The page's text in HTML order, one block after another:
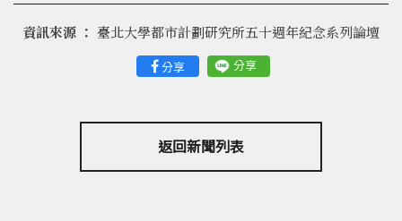
分享 分享
資訊來源 ： 臺北大學都市計劃研究所五十週年紀念系列論壇
返回新聞列表